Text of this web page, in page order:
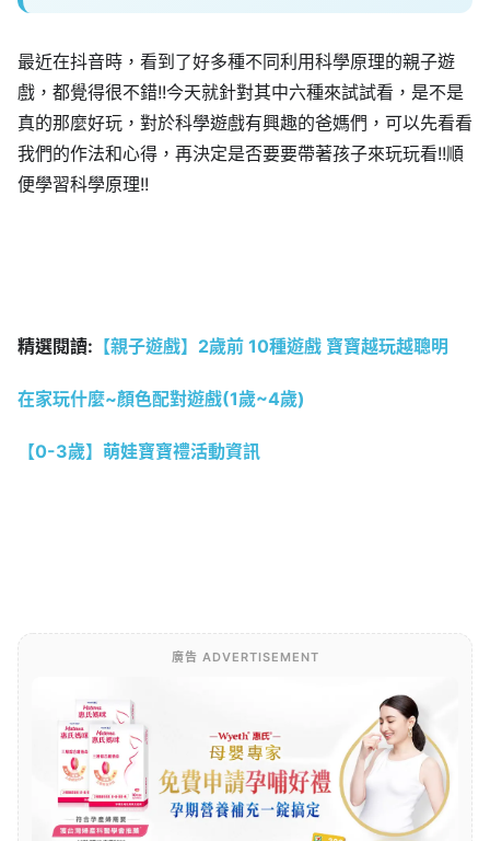
最近在抖音時，看到了好多種不同利用科學原理的親子遊
戲，都覺得很不錯!!今天就針對其中六種來試試看，是不是
真的那麼好玩，對於科學遊戲有興趣的爸媽們，可以先看看
我們的作法和心得，再決定是否要要帶著孩子來玩玩看!!順
便學習科學原理!!
精選閱讀: 【親子遊戲】2歲前 10種遊戲 寶寶越玩越聰明
在家玩什麼~顏色配對遊戲(1歲~4歲)
【0-3歲】萌娃寶寶禮活動資訊
廣告 ADVERTISEMENT